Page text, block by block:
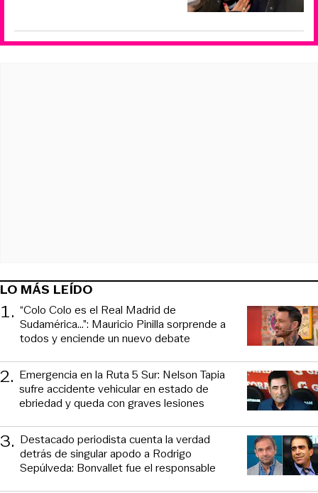
LO MÁS LEÍDO
1. “Colo Colo es el Real Madrid de
Sudamérica…”: Mauricio Pinilla sorprende a
todos y enciende un nuevo debate
2. Emergencia en la Ruta 5 Sur: Nelson Tapia
sufre accidente vehicular en estado de
ebriedad y queda con graves lesiones
3. Destacado periodista cuenta la verdad
detrás de singular apodo a Rodrigo
Sepúlveda: Bonvallet fue el responsable